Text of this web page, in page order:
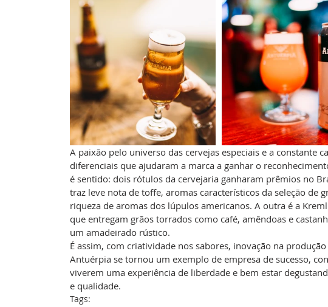
A paixão pelo universo das cervejas especiais e a constante
diferenciais que ajudaram a marca a ganhar o
é sentido: dois rótulos da cervejaria ganharam prêmios no
traz leve nota de toffe, aromas característicos da seleção de
riqueza de aromas dos lúpulos americanos. A outra é a
que entregam grãos torrados como café, amêndoas e
um amadeirado rústico.
É assim, com criatividade nos sabores, inovação na
Antuérpia se tornou um exemplo de empresa de sucesso,
viverem uma experiência de liberdade e bem estar
e qualidade.
Tags: